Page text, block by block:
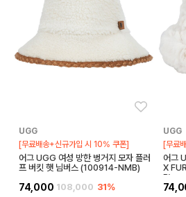
UGG
[무료배송+신규가입 시 10% 쿠폰]
어그 UGG 여성 방한 벙거지 모자 플러
프 버킷 햇 님버스 (100914-NMB)
74,000 108,000 31%
UGG
[무료
어그
X
B)